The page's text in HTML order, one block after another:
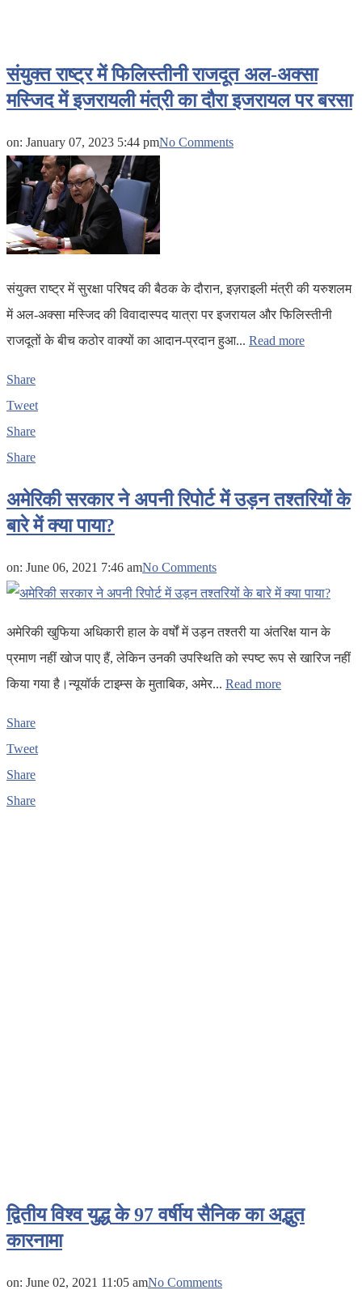
संयुक्त राष्ट्र में फिलिस्तीनी राजदूत अल-अक्सा
मस्जिद में इजरायली मंत्री का दौरा इजरायल पर बरसा
on: January 07, 2023 5:44 pmNo Comments
संयुक्त राष्ट्र में सुरक्षा परिषद की बैठक के दौरान, इज़राइली मंत्री की यरुशलम
में अल-अक्सा मस्जिद की विवादास्पद यात्रा पर इजरायल और फिलिस्तीनी
राजदूतों के बीच कठोर वाक्यों का आदान-प्रदान हुआ... Read more
Share
Tweet
Share
Share
अमेरिकी सरकार ने अपनी रिपोर्ट में उड़न तश्तरियों के
बारे में क्या पाया?
on: June 06, 2021 7:46 amNo Comments
अमेरिकी खुफिया अधिकारी हाल के वर्षों में उड़न तश्तरी या अंतरिक्ष यान के
प्रमाण नहीं खोज पाए हैं, लेकिन उनकी उपस्थिति को स्पष्ट रूप से खारिज नहीं
किया गया है।न्यूयॉर्क टाइम्स के मुताबिक, अमेर... Read more
Share
Tweet
Share
Share
द्वितीय विश्व युद्ध के 97 वर्षीय सैनिक का अद्भुत
कारनामा
on: June 02, 2021 11:05 amNo Comments